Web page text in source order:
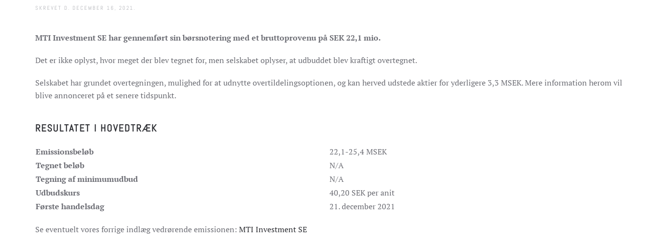
SKREVET D. DECEMBER 16, 2021 .
MTI Investment SE har gennemført sin børsnotering med et bruttoprovenu på SEK 22,1 mio.
Det er ikke oplyst, hvor meget der blev tegnet for, men selskabet oplyser, at udbuddet blev kraftigt overtegnet.
Selskabet har grundet overtegningen, mulighed for at udnytte overtildelingsoptionen, og kan herved udstede aktier for yderligere 3,3 MSEK. Mere information herom vil
blive annonceret på et senere tidspunkt.
RESULTATET I HOVEDTRÆK
Emissionsbeløb
22,1-25,4 MSEK
Tegnet beløb
N/A
Tegning af minimumudbud
N/A
Udbudskurs
40,20 SEK per anit
Første handelsdag
21. december 2021
Se eventuelt vores forrige indlæg vedrørende emissionen: MTI Investment SE